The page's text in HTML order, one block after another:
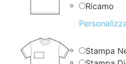
Ricamo
Stampa